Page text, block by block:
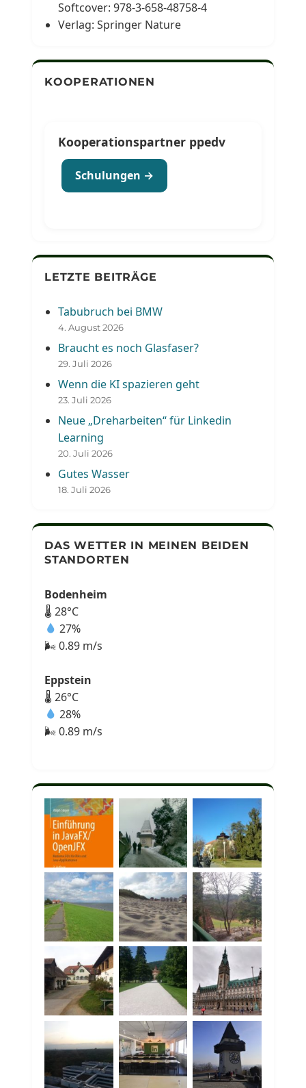
Softcover: 978-3-658-48758-4
Verlag: Springer Nature
KOOPERATIONEN
Kooperationspartner ppedv
Schulungen →
LETZTE BEITRÄGE
Tabubruch bei BMW
4. August 2026
Braucht es noch Glasfaser?
29. Juli 2026
Wenn die KI spazieren geht
23. Juli 2026
Neue „Dreharbeiten“ für Linkedin
Learning
20. Juli 2026
Gutes Wasser
18. Juli 2026
DAS WETTER IN MEINEN BEIDEN
STANDORTEN
Bodenheim
🌡 28°C
27%
🌬 0.89 m/s
Eppstein
🌡 26°C
28%
🌬 0.89 m/s